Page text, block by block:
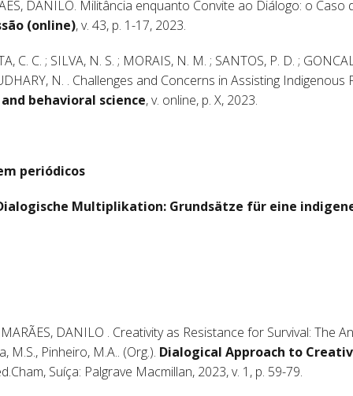
DANILO. Militância enquanto Convite ao Diálogo: o
(online), v. 43, p. 1-17, 2023.
C. ; SILVA, N. S. ; MORAIS, N. M. ; SANTOS, P. D. ;
N. . Challenges and Concerns in Assisting
behavioral science, v. online, p. X, 2023.
periódicos
Multiplikation: Grundsätze für eine
DANILO . Creativity as Resistance for Survival: The
M.S., Pinheiro, M.A.. (Org.). Dialogical Approach to
Suíça: Palgrave Macmillan, 2023, v. 1, p. 59-79.